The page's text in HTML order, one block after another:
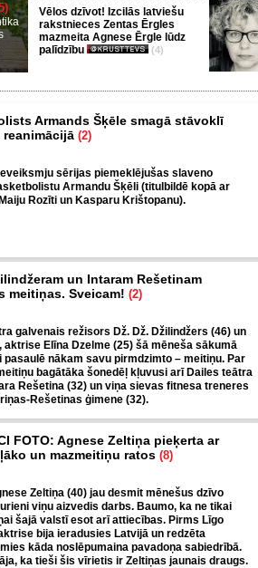
Vēlos dzīvot! Izcilās latviešu
rakstnieces Zentas Ērgles
mazmeita Agnese Ērgle lūdz
palīdzību
(4)
Armands Šķēle smagā stāvoklī
(2)
sērijas piemeklējušas slaveno
Armandu Šķēli (titulbildē kopā ar
Rozīti un Kasparu Krištopanu).
un Intaram Rešetinam
meitiņas. Sveicam! (2)
galvenais režisors Dž. Dž. Džilindžers (46) un
aktrise Elīna Dzelme (25) šā mēneša sākumā
pasaulē nākam savu pirmdzimto – meitiņu. Par
bagātāka šonedēļ kļuvusi arī Dailes teātra
Rešetina (32) un viņa sievas fitnesa treneres
Rešetinas ģimene (32).
FOTO: Agnese Zeltiņa pieķerta ar
un mazmeitiņu ratos (8)
Zeltiņa (40) jau desmit mēnešus dzīvo
viņu aizvedis darbs. Baumo, ka ne tikai
šajā valstī esot arī attiecības. Pirms Līgo
bija ieradusies Latvijā un redzēta
kāda noslēpumaina pavadoņa sabiedrībā.
ka tieši šis vīrietis ir Zeltiņas jaunais draugs.